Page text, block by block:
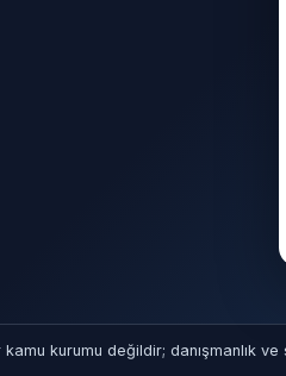
kurumu değildir; danışmanlık ve